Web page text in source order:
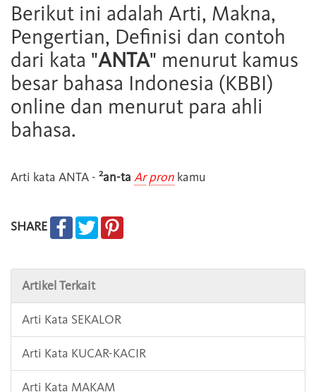
Berikut ini adalah Arti, Makna,
Pengertian, Definisi dan contoh
dari kata "ANTA" menurut kamus
besar bahasa Indonesia (KBBI)
online dan menurut para ahli
bahasa.
Arti kata ANTA - 2an-ta Ar pron kamu
SHARE
Artikel Terkait
Arti Kata SEKALOR
Arti Kata KUCAR-KACIR
Arti Kata MAKAM